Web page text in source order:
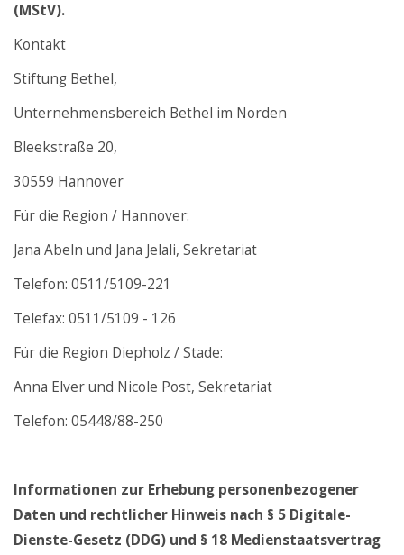
(MStV).
Kontakt
Stiftung Bethel,
Unternehmensbereich Bethel im Norden
Bleekstraße 20,
30559 Hannover
Für die Region / Hannover:
Jana Abeln und Jana Jelali, Sekretariat
Telefon: 0511/5109-221
Telefax: 0511/5109 - 126
Für die Region Diepholz / Stade:
Anna Elver und Nicole Post, Sekretariat
Telefon: 05448/88-250
Informationen zur Erhebung personenbezogener
Daten und rechtlicher Hinweis nach § 5 Digitale-
Dienste-Gesetz (DDG) und § 18 Medienstaatsvertrag